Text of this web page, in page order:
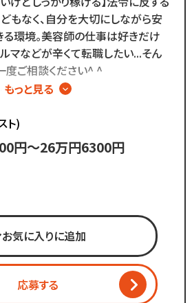
なく
なので
苦手...
◎
もなく、自分を大切にしながら安
る環境。美容師の仕事は好きだけ
ルマなどが辛くて転職したい...そん
度ご相談ください^ ^
かり稼げる
経営
だけど
転職したい...」
余裕がない」
イ」
もっと見る
ト)
円～26万円6300円
お気に入りに追加
応募する